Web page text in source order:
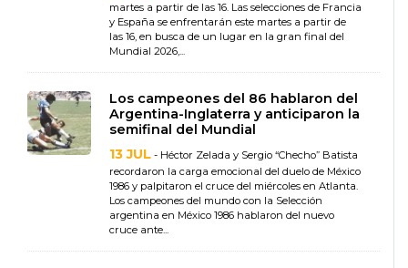
martes a partir de las 16. Las selecciones de Francia
y España se enfrentarán este martes a partir de
las 16, en busca de un lugar en la gran final del
Mundial 2026,...
Los campeones del 86 hablaron del
Argentina-Inglaterra y anticiparon la
semifinal del Mundial
13 JUL - Héctor Zelada y Sergio “Checho” Batista
recordaron la carga emocional del duelo de México
1986 y palpitaron el cruce del miércoles en Atlanta.
Los campeones del mundo con la Selección
argentina en México 1986 hablaron del nuevo
cruce ante...